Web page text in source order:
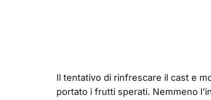
Il tentativo di rinfrescare il cast e
portato i frutti sperati. Nemmeno